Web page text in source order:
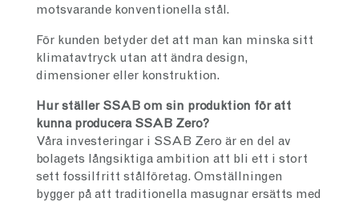
motsvarande konventionella stål.
För kunden betyder det att man kan minska sitt
klimatavtryck utan att ändra design,
dimensioner eller konstruktion.
Hur ställer SSAB om sin produktion för att
kunna producera SSAB Zero?
Våra investeringar i SSAB Zero är en del av
bolagets långsiktiga ambition att bli ett i stort
sett fossilfritt stålföretag. Omställningen
bygger på att traditionella masugnar ersätts med